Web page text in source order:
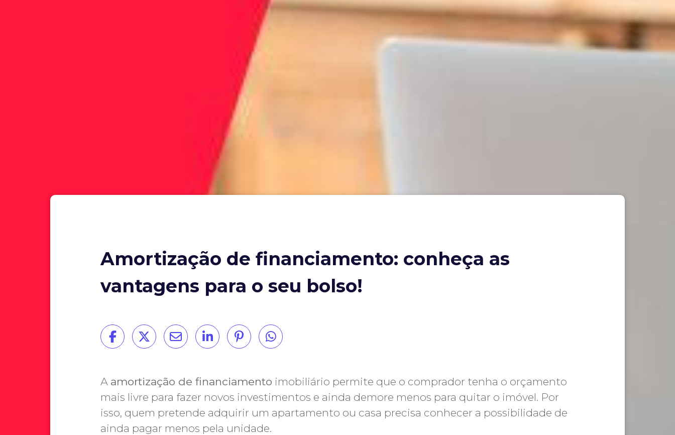
Amortização de financiamento: conheça as
vantagens para o seu bolso!
A amortização de financiamento imobiliário permite que o comprador tenha o orçamento
mais livre para fazer novos investimentos e ainda demore menos para quitar o imóvel. Por
isso, quem pretende adquirir um apartamento ou casa precisa conhecer a possibilidade de
ainda pagar menos pela unidade.